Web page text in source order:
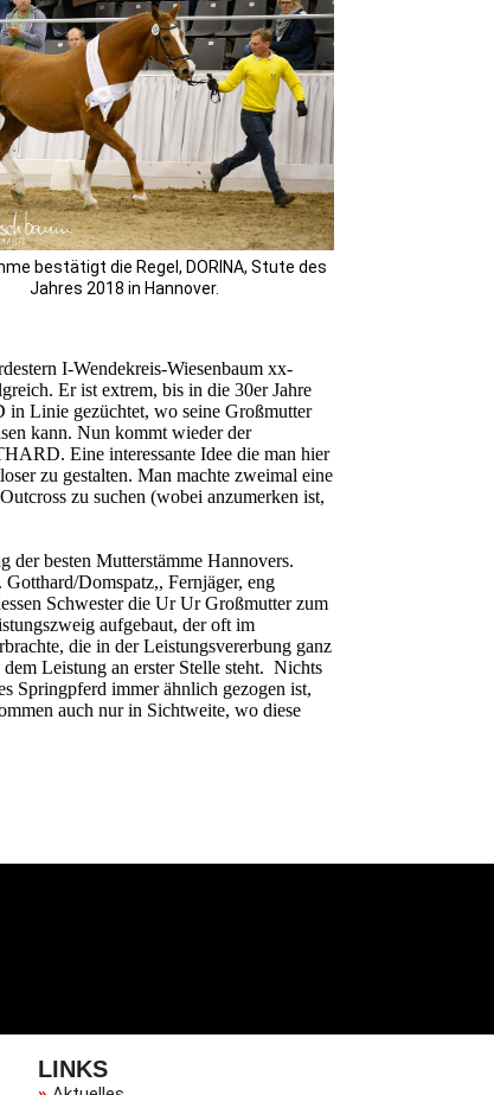
bestätigt die Regel, DORINA, Stute des
Jahres 2018 in Hannover.
I-Wendekreis-Wiesenbaum xx-
Er ist extrem, bis in die 30er Jahre
in Linie gezüchtet, wo seine Großmutter
kann. Nun kommt wieder der
Eine interessante Idee die man hier
zu gestalten. Man machte zweimal eine
zu suchen (wobei anzumerken ist,
besten Mutterstämme Hannovers.
Domspatz,, Fernjäger, eng
Schwester die Ur Ur Großmutter zum
aufgebaut, der oft im
die in der Leistungsvererbung ganz
Leistung an erster Stelle steht. Nichts
Springpferd immer ähnlich gezogen ist,
auch nur in Sichtweite, wo diese
LINKS